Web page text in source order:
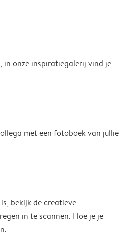
in onze inspiratiegalerij vind je
met een fotoboek van jullie
bekijk de creatieve
in te scannen. Hoe je je